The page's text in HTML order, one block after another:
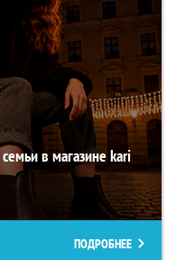
в магазине kari
ПОДРОБНЕЕ